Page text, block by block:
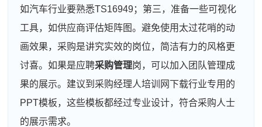
如汽车行业要熟悉TS16949；第三，准备一些可视化
工具，如供应商评估矩阵图。避免使用太过花哨的动
画效果，采购是讲究实效的岗位，简洁有力的风格更
讨喜。如果是应聘采购管理岗，可以加入团队管理成
果的展示。建议到采购经理人培训网下载行业专用的
PPT模板，这些模板都经过专业设计，符合采购人士
的展示需求。